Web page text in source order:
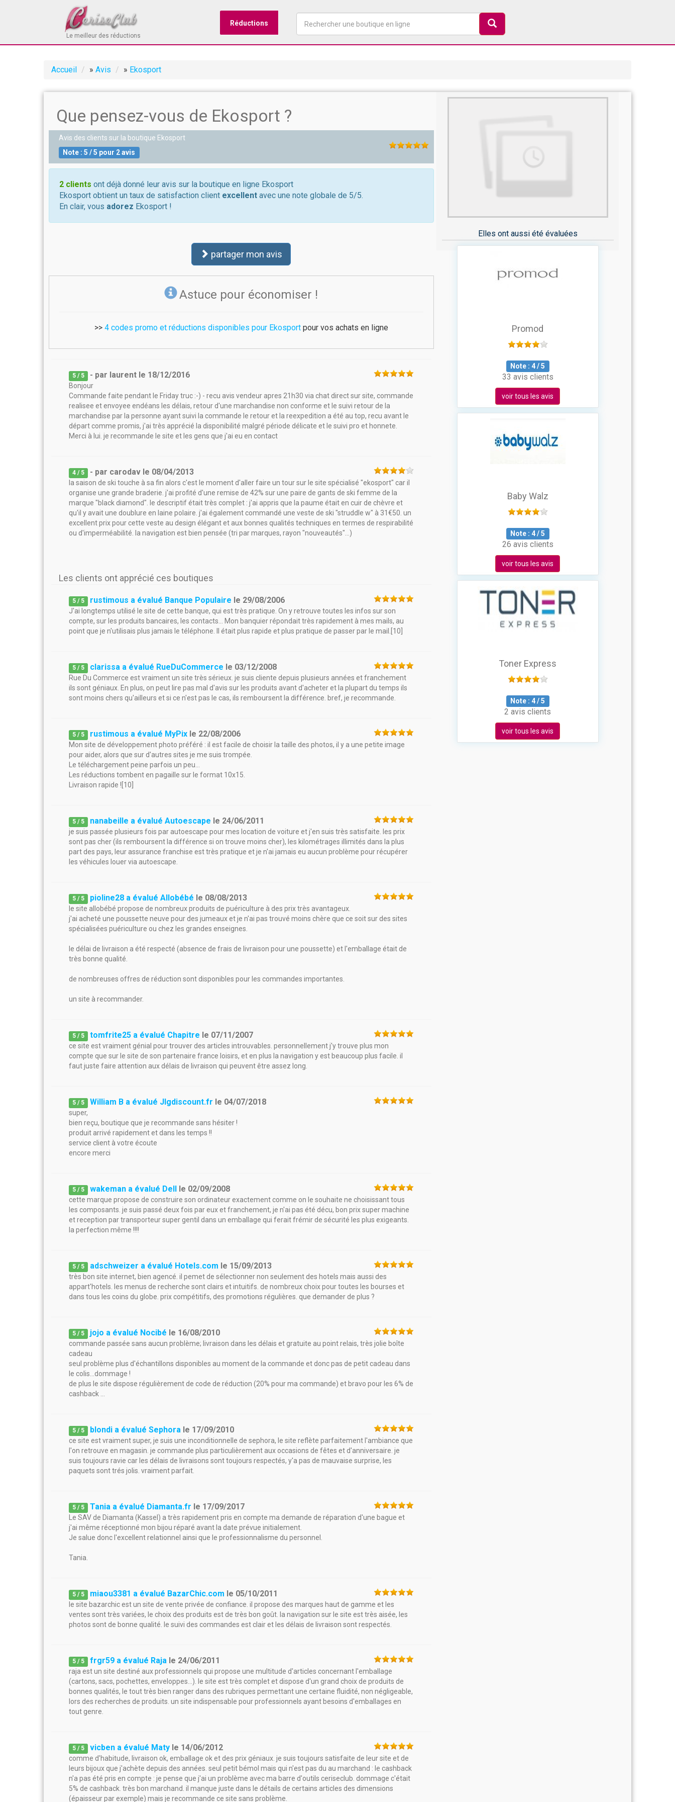
Le meilleur des réductions
Réductions
Accueil » Avis » Ekosport
Que pensez-vous de Ekosport ?
Avis des clients sur la boutique Ekosport
Note :5 /5 pour 2avis
2 clients ont déjà donné leur avis sur la boutique en ligne Ekosport
Ekosport obtient un taux de satisfaction client excellent avec une note globale de 5/5.
En clair, vous adorez Ekosport !
partager mon avis
Astuce pour économiser !
>> 4 codes promo et réductions disponibles pour Ekosportpour vos achats en ligne
5 / 5 - par laurent le 18/12/2016
Bonjour
Commande faite pendant le Friday truc :-) - recu avis vendeur apres 21h30 via chat direct sur site, commande
realisee et envoyee endéans les délais, retour d'une marchandise non conforme et le suivi retour de la
marchandise par la personne ayant suivi la commande le retour et la reexpedition a été au top, recu avant le
départ comme promis, j'ai très apprécié la disponibilité malgré période délicate et le suivi pro et honnete.
Merci à lui. je recommande le site et les gens que j'ai eu en contact
4 / 5 - par carodav le 08/04/2013
la saison de ski touche à sa fin alors c'est le moment d'aller faire un tour sur le site spécialisé "ekosport" car il
organise une grande braderie. j'ai profité d'une remise de 42% sur une paire de gants de ski femme de la
marque "black diamond". le descriptif était très complet : j'ai appris que la paume était en cuir de chèvre et
qu'il y avait une doublure en laine polaire. j'ai également commandé une veste de ski "struddle w" à 31€50. un
excellent prix pour cette veste au design élégant et aux bonnes qualités techniques en termes de respirabilité
ou d'imperméabilité. la navigation est bien pensée (tri par marques, rayon "nouveautés"...)
Les clients ont apprécié ces boutiques
5 / 5 rustimous a évalué Banque Populaire le 29/08/2006
J'ai longtemps utilisé le site de cette banque, qui est très pratique. On y retrouve toutes les infos sur son
compte, sur les produits bancaires, les contacts... Mon banquier répondait très rapidement à mes mails, au
point que je n'utilisais plus jamais le téléphone. Il était plus rapide et plus pratique de passer par le mail.[10]
5 / 5 clarissa a évalué RueDuCommerce le 03/12/2008
Rue Du Commerce est vraiment un site très sérieux. je suis cliente depuis plusieurs années et franchement
ils sont géniaux. En plus, on peut lire pas mal d'avis sur les produits avant d'acheter et la plupart du temps ils
sont moins chers qu'ailleurs et si ce n'est pas le cas, ils remboursent la différence. bref, je recommande.
5 / 5 rustimous a évalué MyPix le 22/08/2006
Mon site de développement photo préféré : il est facile de choisir la taille des photos, il y a une petite image
pour aider, alors que sur d'autres sites je me suis trompée.
Le téléchargement peine parfois un peu...
Les réductions tombent en pagaille sur le format 10x15.
Livraison rapide ![10]
5 / 5 nanabeille a évalué Autoescape le 24/06/2011
je suis passée plusieurs fois par autoescape pour mes location de voiture et j'en suis très satisfaite. les prix
sont pas cher (ils remboursent la différence si on trouve moins cher), les kilométrages illimités dans la plus
part des pays, leur assurance franchise est très pratique et je n'ai jamais eu aucun problème pour récupérer
les véhicules louer via autoescape.
5 / 5 pioline28 a évalué Allobébé le 08/08/2013
le site allobébé propose de nombreux produits de puériculture à des prix très avantageux.
j'ai acheté une poussette neuve pour des jumeaux et je n'ai pas trouvé moins chère que ce soit sur des sites
spécialisées puériculture ou chez les grandes enseignes.
le délai de livraison a été respecté (absence de frais de livraison pour une poussette) et l'emballage était de
très bonne qualité.
de nombreuses offres de réduction sont disponibles pour les commandes importantes.
un site à recommander.
5 / 5 tomfrite25 a évalué Chapitre le 07/11/2007
ce site est vraiment génial pour trouver des articles introuvables. personnellement j'y trouve plus mon
compte que sur le site de son partenaire france loisirs, et en plus la navigation y est beaucoup plus facile. il
faut juste faire attention aux délais de livraison qui peuvent être assez long.
5 / 5 William B a évalué Jlgdiscount.fr le 04/07/2018
super,
bien reçu, boutique que je recommande sans hésiter !
produit arrivé rapidement et dans les temps !!
service client à votre écoute
encore merci
5 / 5 wakeman a évalué Dell le 02/09/2008
cette marque propose de construire son ordinateur exactement comme on le souhaite ne choisissant tous
les composants. je suis passé deux fois par eux et franchement, je n'ai pas été décu, bon prix super machine
et reception par transporteur super gentil dans un emballage qui ferait frémir de sécurité les plus exigeants.
la perfection même !!!!
5 / 5 adschweizer a évalué Hotels.com le 15/09/2013
très bon site internet, bien agencé. il pemet de sélectionner non seulement des hotels mais aussi des
appart'hotels. les menus de recherche sont clairs et intuitifs. de nombreux choix pour toutes les bourses et
dans tous les coins du globe. prix compétitifs, des promotions régulières. que demander de plus ?
5 / 5 jojo a évalué Nocibé le 16/08/2010
commande passée sans aucun problème; livraison dans les délais et gratuite au point relais, très jolie boîte
cadeau
seul problème plus d'échantillons disponibles au moment de la commande et donc pas de petit cadeau dans
le colis...dommage !
de plus le site dispose régulièrement de code de réduction (20% pour ma commande) et bravo pour les 6% de
cashback ...
5 / 5 blondi a évalué Sephora le 17/09/2010
ce site est vraiment super, je suis une inconditionnelle de sephora, le site reflète parfaitement l'ambiance que
l'on retrouve en magasin. je commande plus particulièrement aux occasions de fêtes et d'anniversaire. je
suis toujours ravie car les délais de livraisons sont toujours respectés, y'a pas de mauvaise surprise, les
paquets sont trés jolis. vraiment parfait.
5 / 5 Tania a évalué Diamanta.fr le 17/09/2017
Le SAV de Diamanta (Kassel) a très rapidement pris en compte ma demande de réparation d'une bague et
j'ai même réceptionné mon bijou réparé avant la date prévue initialement.
Je salue donc l'excellent relationnel ainsi que le professionnalisme du personnel.
Tania.
5 / 5 miaou3381 a évalué BazarChic.com le 05/10/2011
le site bazarchic est un site de vente privée de confiance. il propose des marques haut de gamme et les
ventes sont très variées, le choix des produits est de très bon goût. la navigation sur le site est très aisée, les
photos sont de bonne qualité. le suivi des commandes est clair et les délais de livraison sont respectés.
5 / 5 frgr59 a évalué Raja le 24/06/2011
raja est un site destiné aux professionnels qui propose une multitude d'articles concernant l'emballage
(cartons, sacs, pochettes, enveloppes...). le site est très complet et dispose d'un grand choix de produits de
bonnes qualités, le tout très bien ranger dans des rubriques permettant une certaine fluidité, non négligeable,
lors des recherches de produits. un site indispensable pour professionnels ayant besoins d'emballages en
tout genre.
5 / 5 vicben a évalué Maty le 14/06/2012
comme d'habitude, livraison ok, emballage ok et des prix géniaux. je suis toujours satisfaite de leur site et de
leurs bijoux que j'achète depuis des années. seul petit bémol mais qui n'est pas du au marchand : le cashback
n'a pas été pris en compte : je pense que j'ai un problème avec ma barre d'outils ceriseclub. dommage c'était
5% de cashback. très bon marchand. il manque juste dans le détails de certains articles des dimensions
(épaisseur par exemple) mais je recommande ce site sans problème.
Elles ont aussi été évaluées
Promod
Note : 4/5
33 avis clients
voir tous les avis
Baby Walz
Note : 4/5
26 avis clients
voir tous les avis
Toner Express
Note : 4/5
2 avis clients
voir tous les avis